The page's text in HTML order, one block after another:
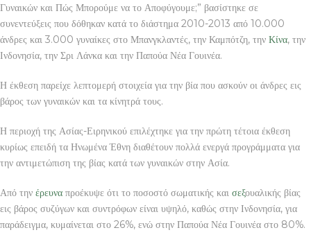
Γυναικών και Πώς Μπορούμε να το Αποφύγουμε;” βασίστηκε σε
συνεντεύξεις που δόθηκαν κατά το διάστημα 2010-2013 από 10.000
άνδρες και 3.000 γυναίκες στο Μπανγκλαντές, την Καμπότζη, την Κίνα, την
Ινδονησία, την Σρι Λάνκα και την Παπούα Νέα Γουινέα.
Η έκθεση παρείχε λεπτομερή στοιχεία για την βία που ασκούν οι άνδρες εις
βάρος των γυναικών και τα κίνητρά τους.
Η περιοχή της Ασίας-Ειρηνικού επιλέχτηκε για την πρώτη τέτοια έκθεση
κυρίως επειδή τα Ηνωμένα Έθνη διαθέτουν πολλά ενεργά προγράμματα για
την αντιμετώπιση της βίας κατά των γυναικών στην Ασία.
Από την έρευνα προέκυψε ότι το ποσοστό σωματικής και σεξουαλικής βίας
εις βάρος συζύγων και συντρόφων είναι υψηλό, καθώς στην Ινδονησία, για
παράδειγμα, κυμαίνεται στο 26%, ενώ στην Παπούα Νέα Γουινέα στο 80%.